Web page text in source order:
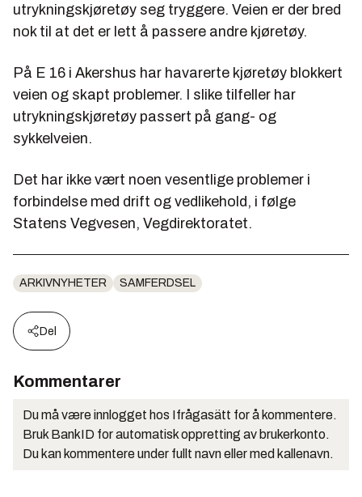
utrykningskjøretøy seg tryggere. Veien er der bred
nok til at det er lett å passere andre kjøretøy.
På E 16 i Akershus har havarerte kjøretøy blokkert
veien og skapt problemer. I slike tilfeller har
utrykningskjøretøy passert på gang- og
sykkelveien.
Det har ikke vært noen vesentlige problemer i
forbindelse med drift og vedlikehold, i følge
Statens Vegvesen, Vegdirektoratet.
ARKIVNYHETER SAMFERDSEL
Del
Kommentarer
Du må være innlogget hos Ifrågasätt for å kommentere.
Bruk BankID for automatisk oppretting av brukerkonto.
Du kan kommentere under fullt navn eller med kallenavn.